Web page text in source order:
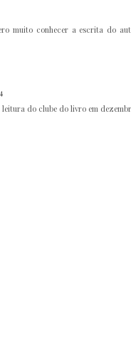
muito conhecer a escrita do
do clube do livro em